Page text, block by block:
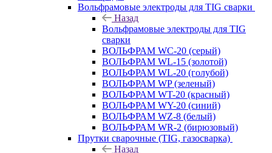
Вольфрамовые электроды для TIG сварки
Назад
Вольфрамовые электроды для TIG
сварки
ВОЛЬФРАМ WC-20 (серый)
ВОЛЬФРАМ WL-15 (золотой)
ВОЛЬФРАМ WL-20 (голубой)
ВОЛЬФРАМ WP (зеленый)
ВОЛЬФРАМ WT-20 (красный)
ВОЛЬФРАМ WY-20 (синий)
ВОЛЬФРАМ WZ-8 (белый)
ВОЛЬФРАМ WR-2 (бирюзовый)
Прутки сварочные (TIG, газосварка)
Назад